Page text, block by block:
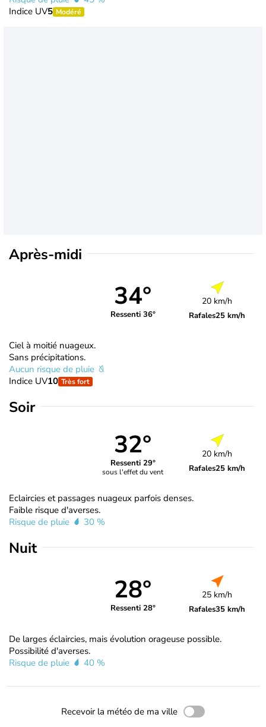
Indice UV5 Modéré
Après-midi
34°
Ressenti 36°
20 km/h
Rafales25 km/h
Ciel à moitié nuageux.
Sans précipitations.
Aucun risque de pluie
Indice UV10 Très fort
Soir
32°
Ressenti 29°
sous l'effet du vent
20 km/h
Rafales25 km/h
Eclaircies et passages nuageux parfois denses.
Faible risque d'averses.
Risque de pluie
30 %
Nuit
28°
Ressenti 28°
25 km/h
Rafales35 km/h
De larges éclaircies, mais évolution orageuse possible.
Possibilité d'averses.
Risque de pluie
40 %
Recevoir la météo de ma ville